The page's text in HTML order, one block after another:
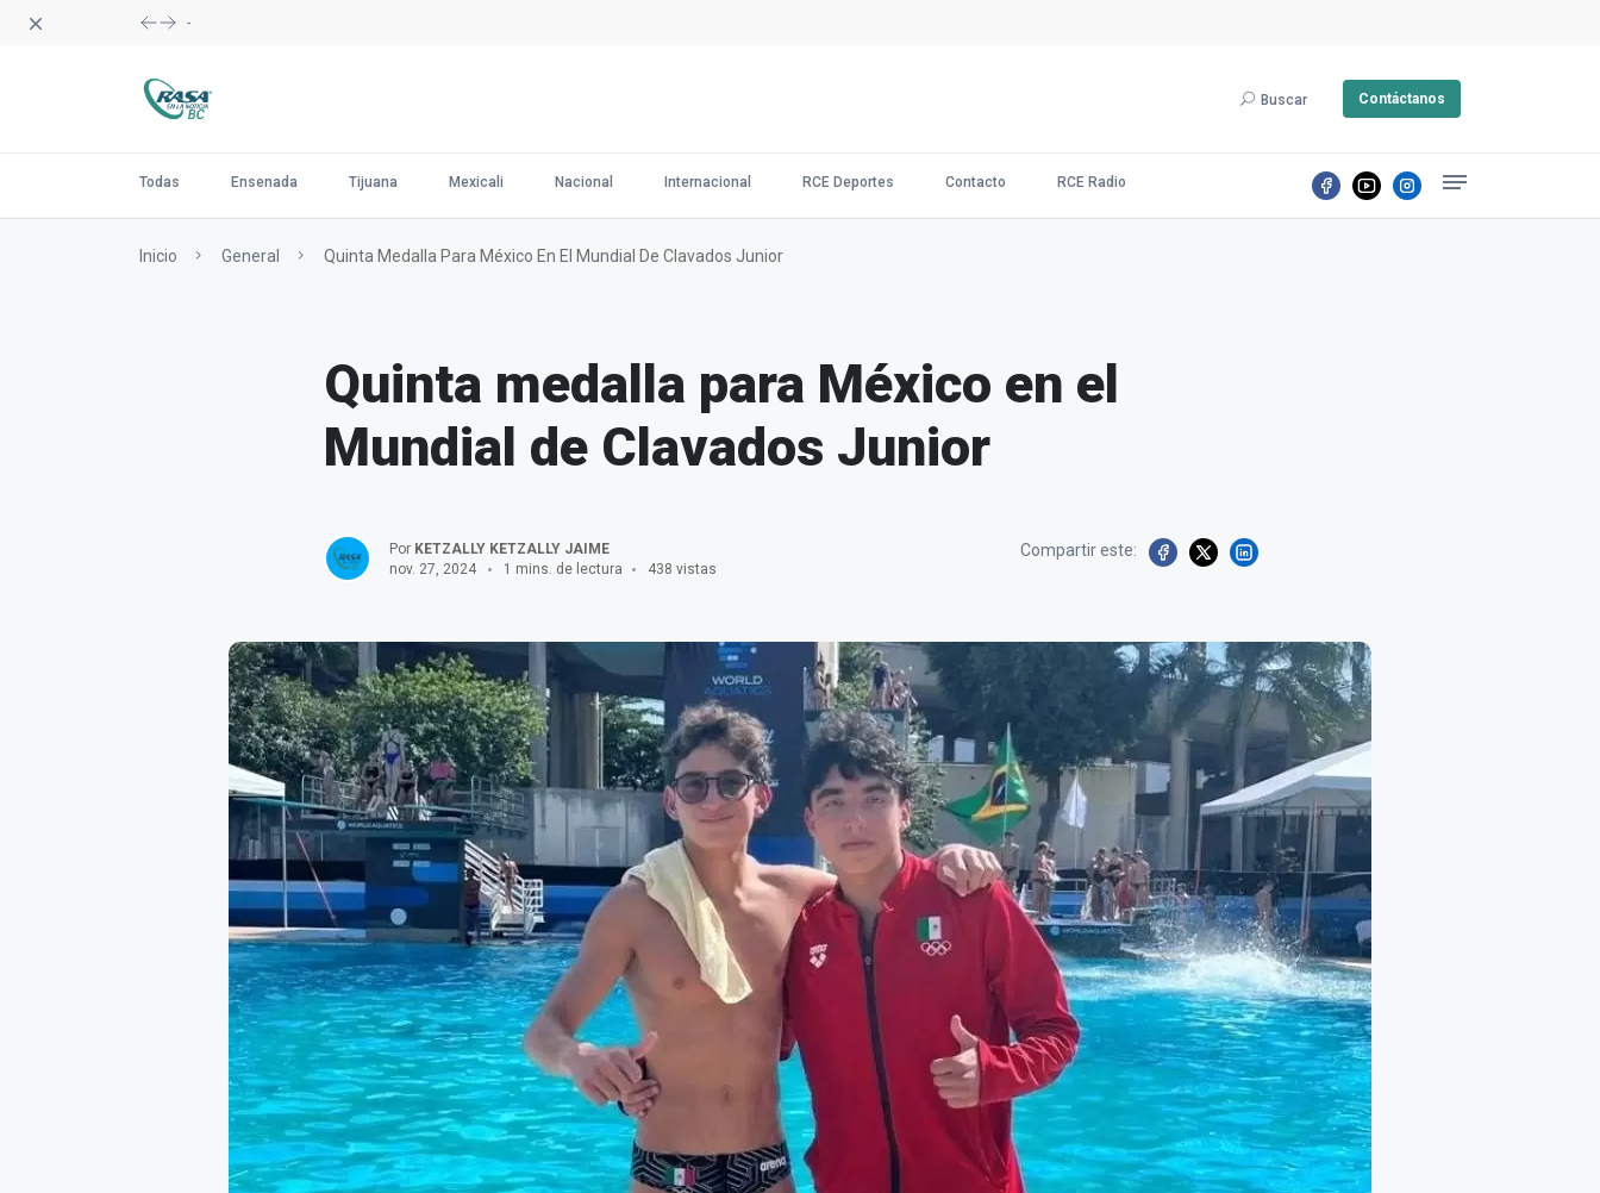
-
Dismiss
Buscar Contáctanos
Todas Ensenada Tijuana Mexicali Nacional Internacional RCE Deportes Contacto RCE Radio
Inicio General Quinta Medalla Para México En El Mundial De Clavados Junior
Quinta medalla para México en el
Mundial de Clavados Junior
Por KETZALLY KETZALLY JAIME
nov. 27, 2024
1 mins. de lectura 438 vistas
Compartir este: